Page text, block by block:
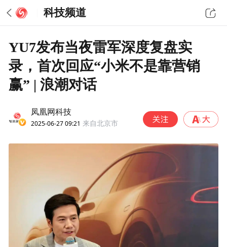
科技频道
YU7发布当夜雷军深度复盘实
录，首次回应“小米不是靠营销
赢” | 浪潮对话
凤凰网科技
2025-06-27 09:21 来自北京市